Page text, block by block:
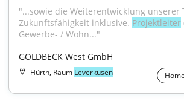
"...sowie die Weiterentwicklung unserer
Zukunftsfähigkeit inklusive. Projektleiter
Gewerbe- / Wohn..."
GOLDBECK West GmbH
Hürth, Raum Leverkusen